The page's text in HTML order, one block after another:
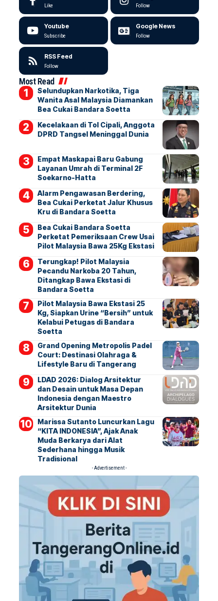
Like Follow
Youtube
Subscribe
Google News
Follow
RSS Feed
Follow
Most Read
Selundupkan Narkotika, Tiga
Wanita Asal Malaysia Diamankan
Bea Cukai Bandara Soetta
Kecelakaan di Tol Cipali, Anggota
DPRD Tangsel Meninggal Dunia
Empat Maskapai Baru Gabung
Layanan Umrah di Terminal 2F
Soekarno-Hatta
Alarm Pengawasan Berdering,
Bea Cukai Perketat Jalur Khusus
Kru di Bandara Soetta
Bea Cukai Bandara Soetta
Perketat Pemeriksaan Crew Usai
Pilot Malaysia Bawa 25Kg Ekstasi
Terungkap! Pilot Malaysia
Pecandu Narkoba 20 Tahun,
Ditangkap Bawa Ekstasi di
Bandara Soetta
Pilot Malaysia Bawa Ekstasi 25
Kg, Siapkan Urine “Bersih” untuk
Kelabui Petugas di Bandara
Soetta
Grand Opening Metropolis Padel
Court: Destinasi Olahraga &
Lifestyle Baru di Tangerang
LDAD 2026: Dialog Arsitektur
dan Desain untuk Masa Depan
Indonesia dengan Maestro
Arsitektur Dunia
Marissa Sutanto Luncurkan Lagu
“KITA INDONESIA”, Ajak Anak
Muda Berkarya dari Alat
Sederhana hingga Musik
Tradisional
- Advertisement -